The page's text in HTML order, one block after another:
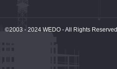
©2003 - 2024 WEDO - All Rights Reserved